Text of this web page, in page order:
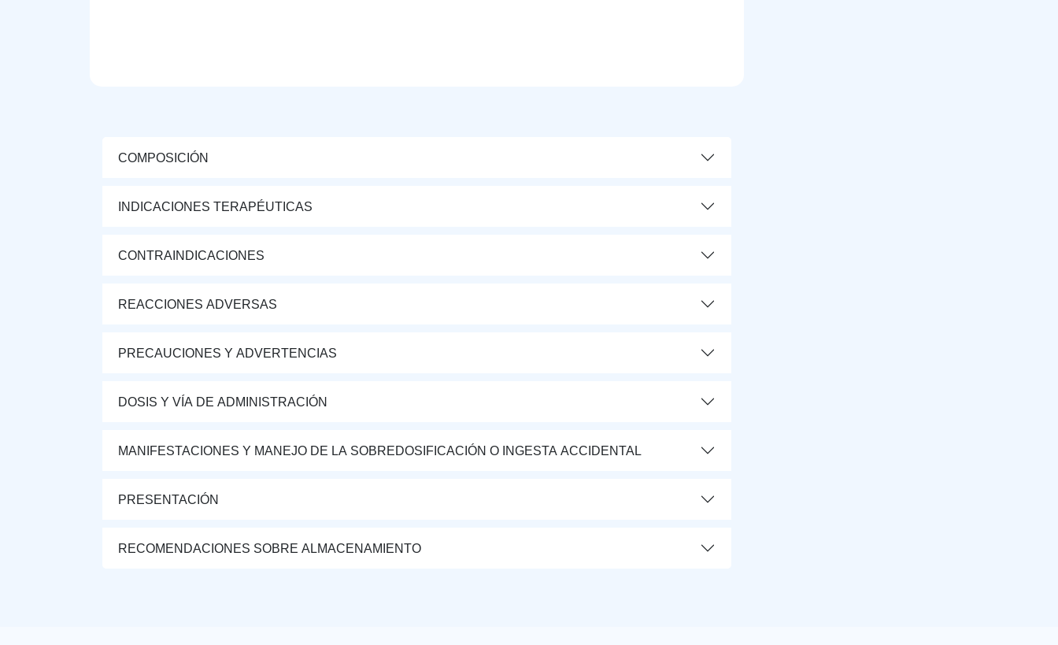
COMPOSICIÓN
INDICACIONES TERAPÉUTICAS
CONTRAINDICACIONES
REACCIONES ADVERSAS
PRECAUCIONES Y ADVERTENCIAS
DOSIS Y VÍA DE ADMINISTRACIÓN
MANIFESTACIONES Y MANEJO DE LA SOBREDOSIFICACIÓN O INGESTA ACCIDENTAL
PRESENTACIÓN
RECOMENDACIONES SOBRE ALMACENAMIENTO